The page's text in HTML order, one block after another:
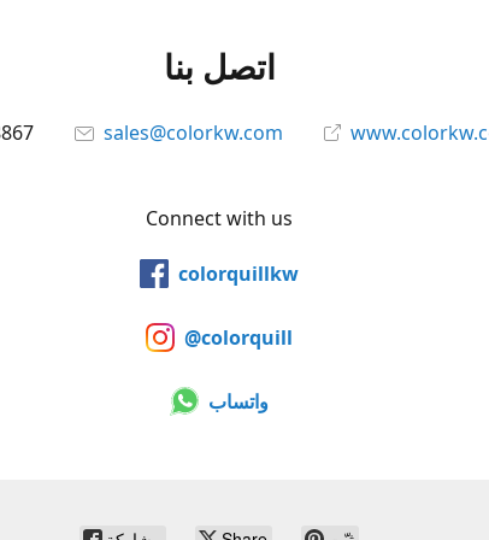
اتصل بنا
sales@colorkw.com
Connect with us
colorquillkw
@colorquill
واتساب